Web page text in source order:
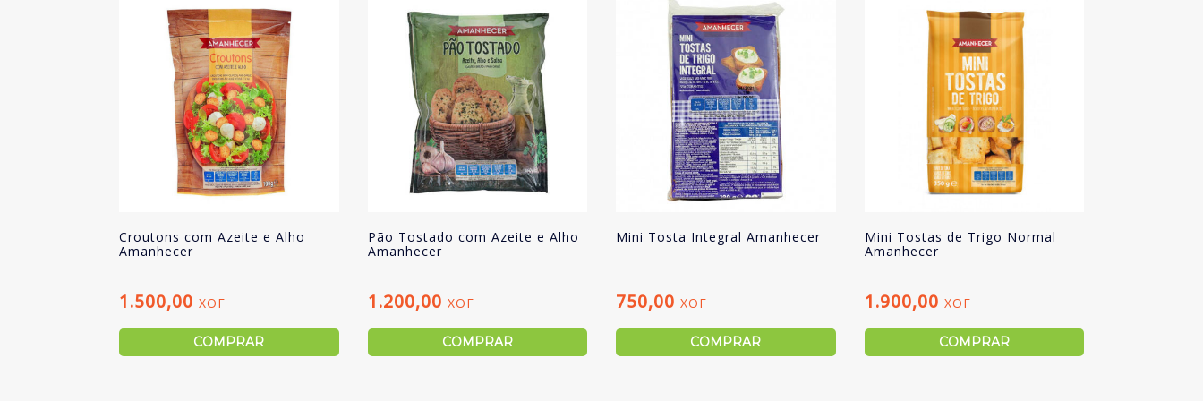
Croutons com Azeite e Alho
Amanhecer
1.500,00 XOF
COMPRAR
Pão Tostado com Azeite e Alho
Amanhecer
1.200,00 XOF
COMPRAR
Mini Tosta Integral Amanhecer
750,00 XOF
COMPRAR
Mini Tostas de Trigo Normal
Amanhecer
1.900,00 XOF
COMPRAR